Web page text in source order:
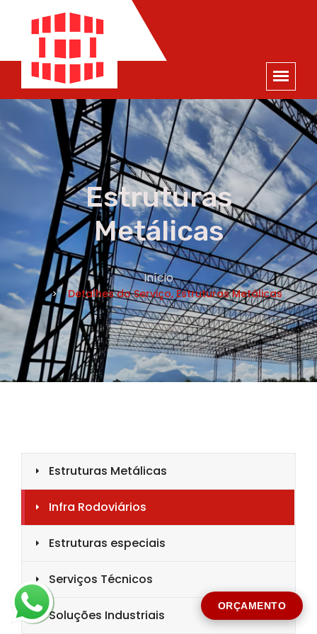
ORÇAMENTO
×
ORÇAMENTO
NOME *
E-MAIL *
TELEFONE *
CIDADE *
MENSAGEM *
Solicitar Orçamento